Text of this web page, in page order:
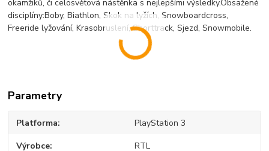
okamžiků, či celosvětová nástěnka s nejlepšími výsledky.Obsažené
disciplíny:Boby, Biathlon, Skok na lyžích, Snowboardcross,
Freeride lyžování, Krasobruslení, Shorttrack, Sjezd, Snowmobile.
Parametry
Platforma PlayStation 3
Výrobce RTL